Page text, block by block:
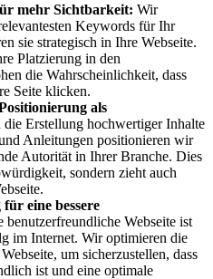
mehr Sichtbarkeit: Wir
Keywords für Ihr
sie strategisch in Ihre Webseite.
Platzierung in den
die Wahrscheinlichkeit, dass
Seite klicken.
als
die Erstellung hochwertiger Inhalte
Anleitungen positionieren wir
Autorität in Ihrer Branche. Dies
sondern zieht auch
eine bessere
benutzerfreundliche Webseite ist
im Internet. Wir optimieren die
um sicherzustellen, dass
ist und eine optimale